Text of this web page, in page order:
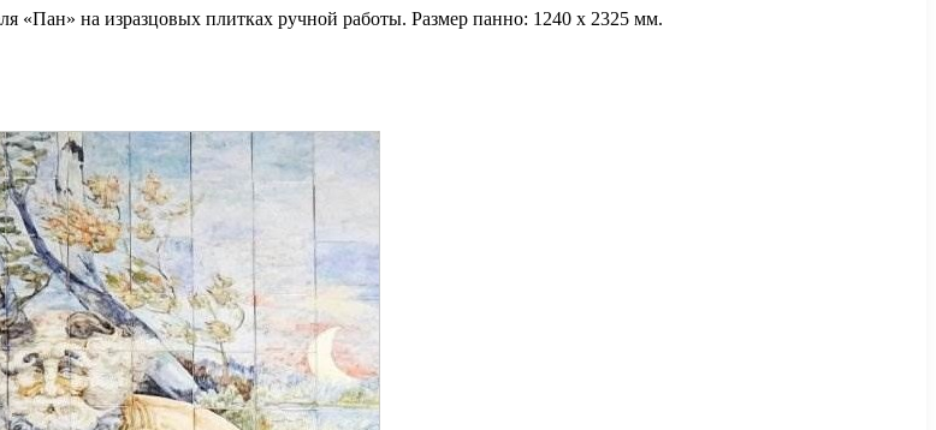
на изразцовых плитках ручной работы. Размер панно: 1240 х 2325 мм.